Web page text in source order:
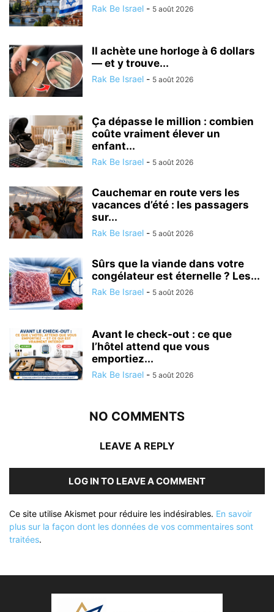
Rak Be Israel - 5 août 2026
Il achète une horloge à 6 dollars
— et y trouve...
Rak Be Israel - 5 août 2026
Ça dépasse le million : combien
coûte vraiment élever un
enfant...
Rak Be Israel - 5 août 2026
Cauchemar en route vers les
vacances d’été : les passagers
sur...
Rak Be Israel - 5 août 2026
Sûrs que la viande dans votre
congélateur est éternelle ? Les...
Rak Be Israel - 5 août 2026
Avant le check-out : ce que
l’hôtel attend que vous
emportiez...
Rak Be Israel - 5 août 2026
NO COMMENTS
LEAVE A REPLY
LOG IN TO LEAVE A COMMENT
Ce site utilise Akismet pour réduire les indésirables. En savoir
plus sur la façon dont les données de vos commentaires sont
traitées.